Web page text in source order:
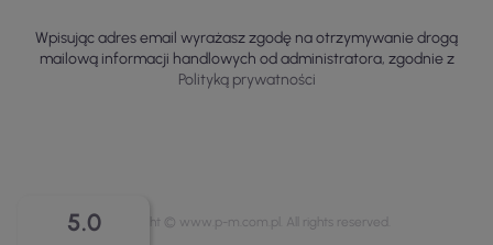
Wpisując adres email wyrażasz zgodę na otrzymywanie drogą
mailową informacji handlowych od administratora, zgodnie z
Polityką prywatności
5.0 Copyright © www.p-m.com.pl. All rights reserved.